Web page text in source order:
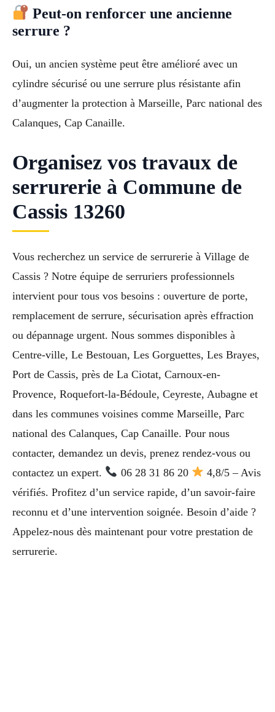
Peut-on renforcer une ancienne
serrure ?
Oui, un ancien système peut être amélioré avec un
cylindre sécurisé ou une serrure plus résistante afin
d’augmenter la protection à Marseille, Parc national des
Calanques, Cap Canaille.
Organisez vos travaux de
serrurerie à Commune de
Cassis 13260
Vous recherchez un service de serrurerie à Village de
Cassis ? Notre équipe de serruriers professionnels
intervient pour tous vos besoins : ouverture de porte,
remplacement de serrure, sécurisation après effraction
ou dépannage urgent. Nous sommes disponibles à
Centre-ville, Le Bestouan, Les Gorguettes, Les Brayes,
Port de Cassis, près de La Ciotat, Carnoux-en-
Provence, Roquefort-la-Bédoule, Ceyreste, Aubagne et
dans les communes voisines comme Marseille, Parc
national des Calanques, Cap Canaille. Pour nous
contacter, demandez un devis, prenez rendez-vous ou
contactez un expert.
06 28 31 86 20
4,8/5 – Avis
vérifiés. Profitez d’un service rapide, d’un savoir-faire
reconnu et d’une intervention soignée. Besoin d’aide ?
Appelez-nous dès maintenant pour votre prestation de
serrurerie.